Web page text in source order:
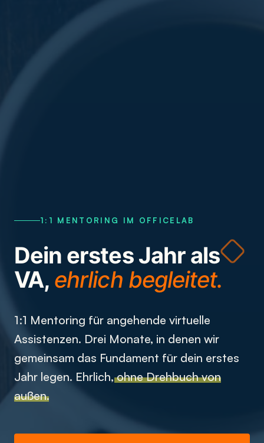
1:1 MENTORING IM OFFICELAB
Dein erstes Jahr als
VA, ehrlich begleitet.
1:1 Mentoring für angehende virtuelle
Assistenzen. Drei Monate, in denen wir
gemeinsam das Fundament für dein erstes
Jahr legen. Ehrlich,ohne Drehbuch von
außen.